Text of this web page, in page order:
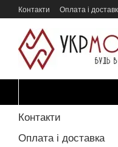
Перейти до основного
Контакти Оплата і
Контакти
Оплата і доставка